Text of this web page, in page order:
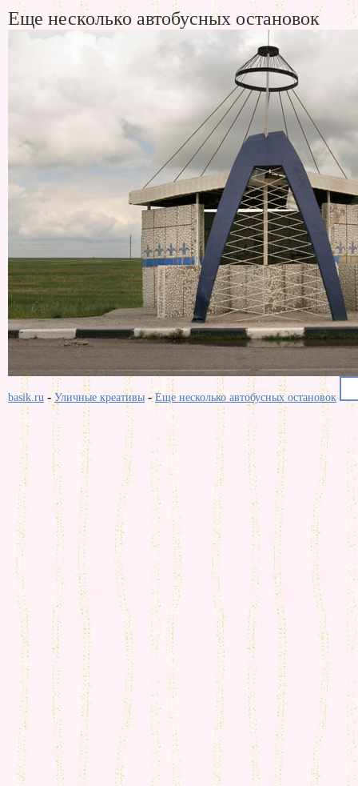
Еще несколько автобусных остановок
basik.ru -Уличные креативы -Еще несколько автобусных остановок